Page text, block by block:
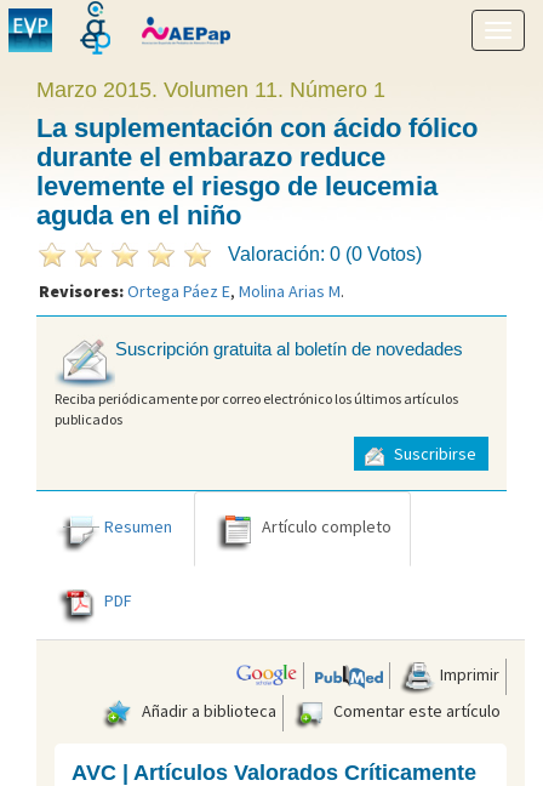
menú
Marzo 2015. Volumen 11. Número 1
La suplementación con ácido fólico
durante el embarazo reduce
levemente el riesgo de leucemia
aguda en el niño
Valoración: 0 (0 Votos)
Revisores:Ortega Páez E, Molina Arias M.
Suscripción gratuita al boletín de novedades
Reciba periódicamente por correo electrónico los últimos artículos
publicados
Suscribirse
Resumen Artículo completo
PDF
Imprimir
Añadir a biblioteca
Comentar este artículo
AVC | Artículos Valorados Críticamente